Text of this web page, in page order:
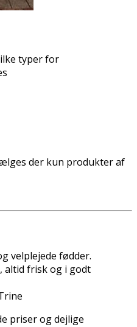
typer for
der kun produkter af
velplejede fødder.
altid frisk og i godt
priser og dejlige